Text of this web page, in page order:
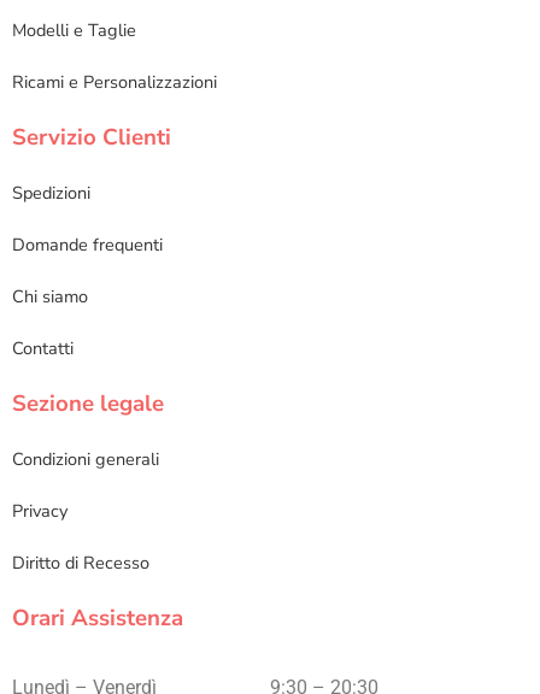
Modelli e Taglie
Ricami e Personalizzazioni
Servizio Clienti
Spedizioni
Domande frequenti
Chi siamo
Contatti
Sezione legale
Condizioni generali
Privacy
Diritto di Recesso
Orari Assistenza
Lunedì – Venerdì 9:30 – 20:30